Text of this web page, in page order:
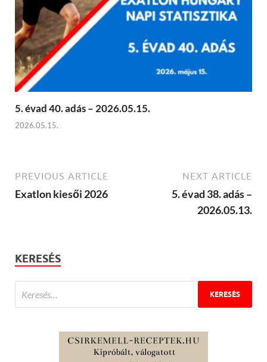
5. évad 40. adás – 2026.05.15.
2026.05.15.
PREVIOUS ARTICLE
Exatlon kiesői 2026
NEXT ARTICLE
5. évad 38. adás –
2026.05.13.
KERESÉS